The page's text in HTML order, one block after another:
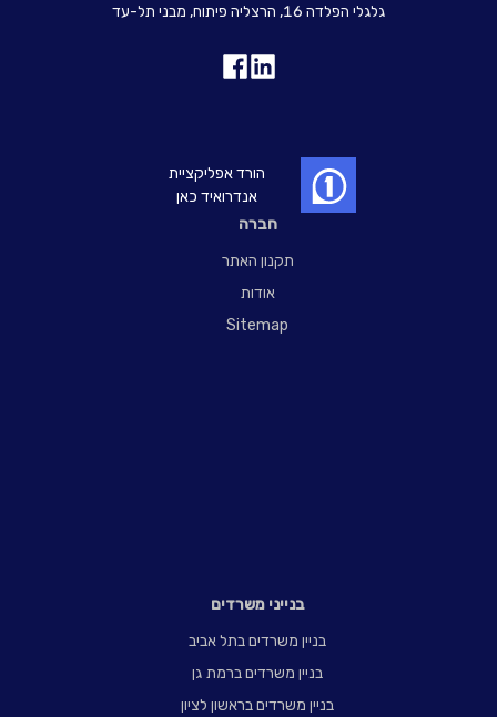
חברה
תקנון האתר
אודות
Sitemap
בנייני משרדים
בניין משרדים בתל אביב
בניין משרדים ברמת גן
בניין משרדים בראשון לציון
גלגלי הפלדה 16, הרצליה פיתוח, מבני תל-עד
הורד אפליקציית
אנדרואיד כאן